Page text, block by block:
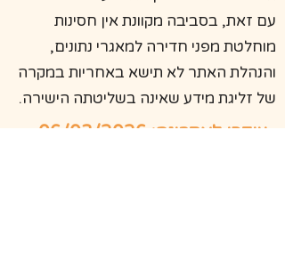
עם זאת, בסביבה מקוונת אין חסינות
מוחלטת מפני חדירה למאגרי נתונים,
והנהלת האתר לא תישא באחריות במקרה
של זליגת מידע שאינה בשליטתה הישירה.
עודכן לאחרונה: 06/03/2026